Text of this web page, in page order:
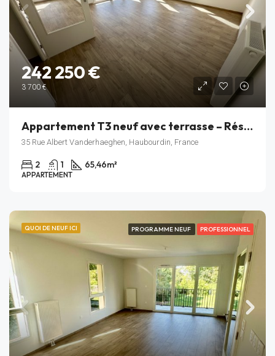
242 250 €
3 700 €
Appartement T3 neuf avec terrasse – Résidence Rive Gauche – Haubourdin – Lot C_205
35 Rue Albert Vanderhaeghen, Haubourdin, France
2 1 65,46m²
APPARTEMENT
QUOI DE NEUF ICI PROGRAMME NEUF PROFESSIONNEL